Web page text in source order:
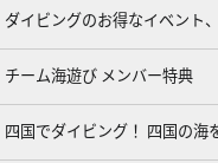
ダイビングのお得なイベント
チーム海遊び メンバー特典
四国でダイビング！ 四国の海